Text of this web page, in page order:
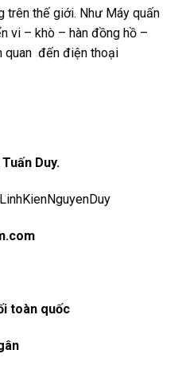
trên thế giới. Như Máy quấn
vi – khò – hàn đồng hồ –
quan đến điện thoại
Duy.
toàn quốc